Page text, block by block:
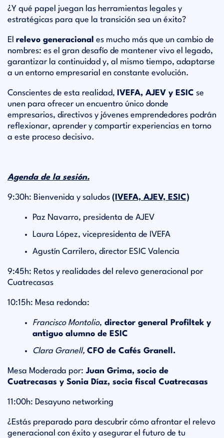
¿Y qué papel juegan las herramientas legales y
estratégicas para que la transición sea un éxito?
El relevo generacional es mucho más que un cambio de
nombres: es el gran desafío de mantener vivo el legado,
garantizar la continuidad y, al mismo tiempo, adaptarse
a un entorno empresarial en constante evolución.
Conscientes de esta realidad, IVEFA, AJEV y ESIC se
unen para ofrecer un encuentro único donde
empresarios, directivos y jóvenes emprendedores podrán
reflexionar, aprender y compartir experiencias en torno
a este proceso decisivo.
Agenda de la sesión.
9:30h: Bienvenida y saludos (IVEFA, AJEV, ESIC)
Paz Navarro, presidenta de AJEV
Laura López, vicepresidenta de IVEFA
Agustín Carrilero, director ESIC Valencia
9:45h: Retos y realidades del relevo generacional por
Cuatrecasas
10:15h: Mesa redonda:
Francisco Montolio, director general Profiltek y
antiguo alumno de ESIC
Clara Granell, CFO de Cafés Granell.
Mesa Moderada por: Juan Grima, socio de
Cuatrecasas y Sonia Díaz, socia fiscal Cuatrecasas
11:00h: Desayuno networking
¿Estás preparado para descubrir cómo afrontar el relevo
generacional con éxito y asegurar el futuro de tu